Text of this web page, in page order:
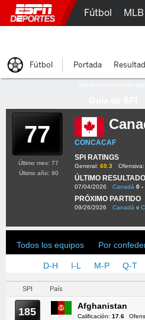
77
CONCACAF
SPI RATINGS
General: 60.3 Ofensiva:
ÚLTIMO RESULTADO
07/04/2026 Canadá 0 -
PRÓXIMO PARTIDO
09/26/2026 Canadá v
Último mes: 77
Último año: 90
Todos los equipos Por
D-H I-L M-P Q-T
SPI País
185 Afghanistan
Calificación: 17.6
Fútbol MLB
Fútbol Portada